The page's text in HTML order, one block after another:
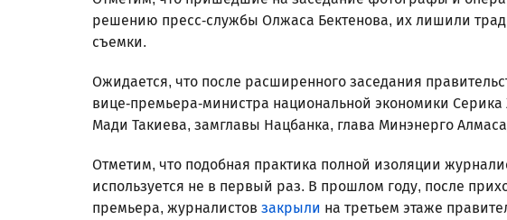
решению пресс-службы Олжаса Бектенова, их лишили
съемки.
Ожидается, что после расширенного заседания
вице-премьера-министра национальной экономики
Мади Такиева, замглавы Нацбанка, глава Минэнерго
Отметим, что подобная практика полной изоляции
используется не в первый раз. В прошлом году, после
премьера, журналистов закрыли на третьем этаже